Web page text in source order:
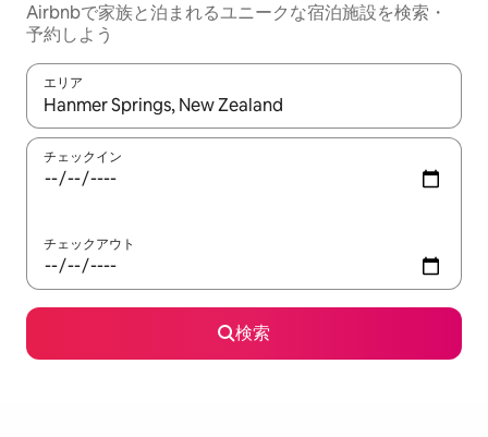
Airbnbで家族と泊まれるユニークな宿泊施設を検索・
予約しよう
エリア
検索結果が表示されたら、上下の矢印キーを使って移動するか
チェックイン
チェックアウト
検索